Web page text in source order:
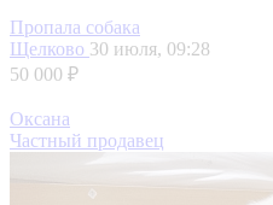
Пропала собака
Щелково 30 июля, 09:28
50 000 ₽
Оксана
Частный продавец